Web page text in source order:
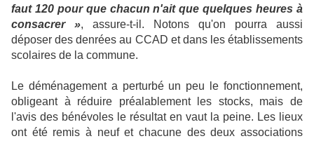
faut 120 pour que chacun n'ait que quelques heures à
consacrer », assure-t-il. Notons qu'on pourra aussi
déposer des denrées au CCAD et dans les établissements
scolaires de la commune.
Le déménagement a perturbé un peu le fonctionnement,
obligeant à réduire préalablement les stocks, mais de
l'avis des bénévoles le résultat en vaut la peine. Les lieux
ont été remis à neuf et chacune des deux associations